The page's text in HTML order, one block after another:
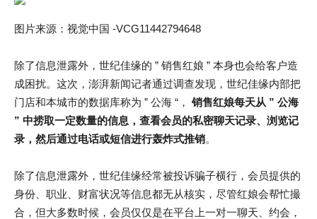
图片来源：视觉中国 -VCG11442794648
除了信息泄露外，世纪佳缘的 ” 销售红娘 ” 本身也会给客户造
成困扰。这次，澎湃新闻记者通过调查发现，世纪佳缘内部把
门店和本城市的数据库称为 ” 公海 “， 销售红娘每天从 ” 公海
” 中捞取一定数量的信息，查看会员的私密聊天记录、浏览记
录，然后通过电话或短信进行轰炸式推销。
除了信息泄露外，世纪佳缘经常被投诉骗子横行，会员提供的
身份、职业、财富状况等信息都无从核实，尽管红娘会帮忙撮
合，但大多数时候，会员仅仅是在平台上一对一聊天、约会，